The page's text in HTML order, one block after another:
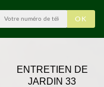
ENTRETIEN DE
JARDIN 33